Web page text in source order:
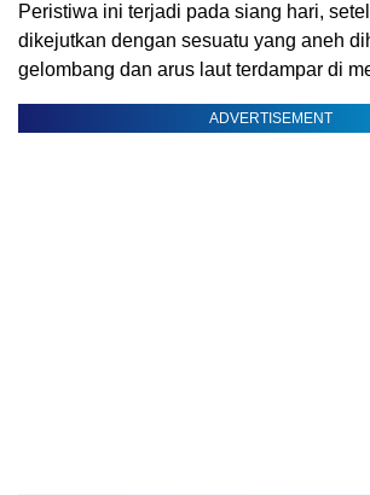
Peristiwa ini terjadi pada siang hari,
dikejutkan dengan sesuatu yang aneh
gelombang dan arus laut terdampar di
ADVERTISEMENT